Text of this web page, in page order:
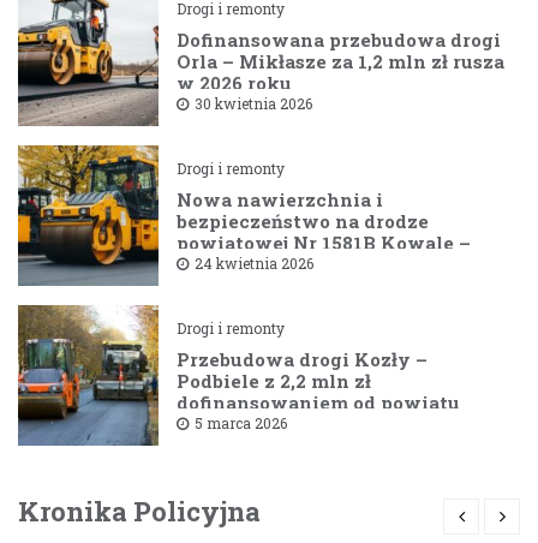
Drogi i remonty
Dofinansowana przebudowa drogi
Orla – Mikłasze za 1,2 mln zł rusza
w 2026 roku
30 kwietnia 2026
Drogi i remonty
Nowa nawierzchnia i
bezpieczeństwo na drodze
powiatowej Nr 1581B Kowale –
Filipy
24 kwietnia 2026
Drogi i remonty
Przebudowa drogi Kozły –
Podbiele z 2,2 mln zł
dofinansowaniem od powiatu
bielskiego
5 marca 2026
Kronika Policyjna